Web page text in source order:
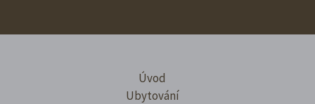
Úvod
Ubytování